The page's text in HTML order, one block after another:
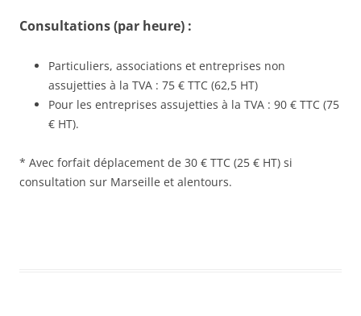
Consultations (par heure) :
Particuliers, associations et entreprises non
assujetties à la TVA : 75 € TTC (62,5 HT)
Pour les entreprises assujetties à la TVA : 90 € TTC (75
€ HT).
* Avec forfait déplacement de 30 € TTC (25 € HT) si
consultation sur Marseille et alentours.